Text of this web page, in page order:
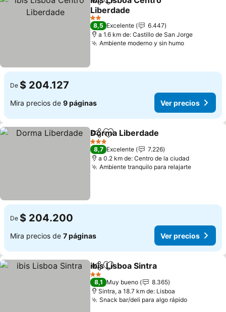
CompartirAgregar a favoritos
Liberdade
Ver precios
2 Estrellas
8,5 Excelente
6.447
a 1.6 km de: Castillo de San Jorge
Ambiente moderno y sin humoVer
De $ 204.127
Mira precios de 9 páginas Ver precios
CompartirAgregar a favoritos
Dorma Liberdade
3 Estrellas
8,7 Excelente
7.226
a 0.2 km de: Centro de la ciudad
Ambiente tranquilo para relajarteVer
De $ 204.200
Mira precios de 7 páginas Ver precios
CompartirAgregar a favoritos
ibis Lisboa Sintra
2 Estrellas
8,1 Muy bueno
8.365
Sintra, a 18.7 km de: Lisboa
Snack bar/deli para algo rápidoVer